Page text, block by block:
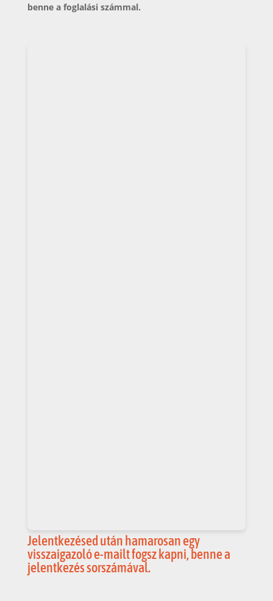
benne a foglalási számmal.
Jelentkezésed után hamarosan egy
visszaigazoló e-mailt fogsz kapni, benne a
jelentkezés sorszámával.